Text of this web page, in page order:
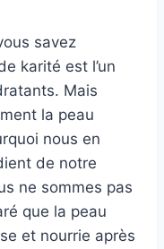
savez
karité est l’un
Mais
la peau
nous en
de notre
ne sommes pas
que la peau
et nourrie après